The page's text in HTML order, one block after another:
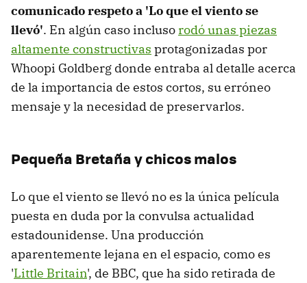
comunicado respeto a 'Lo que el viento se
llevó'. En algún caso inclusorodó unas piezas
altamente constructivas protagonizadas por
Whoopi Goldberg donde entraba al detalle acerca
de la importancia de estos cortos, su erróneo
mensaje y la necesidad de preservarlos.
Pequeña Bretaña y chicos malos
Lo que el viento se llevó no es la única película
puesta en duda por la convulsa actualidad
estadounidense. Una producción
aparentemente lejana en el espacio, como es
'Little Britain', de BBC, que ha sido retirada de